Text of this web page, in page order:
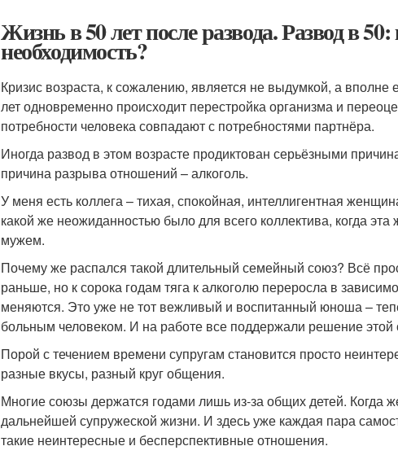
Жизнь в 50 лет после развода. Развод в
необходимость?
Кризис возраста, к сожалению, является не выдумкой, а
лет одновременно происходит перестройка организма и
потребности человека совпадают с потребностями партнёра.
Иногда развод в этом возрасте продиктован серьёзными
причина разрыва отношений – алкоголь.
У меня есть коллега – тихая, спокойная, интеллигентная
какой же неожиданностью было для всего коллектива, когда
мужем.
Почему же распался такой длительный семейный союз? Всё
раньше, но к сорока годам тяга к алкоголю переросла в
меняются. Это уже не тот вежливый и воспитанный юноша –
больным человеком. И на работе все поддержали решение
Порой с течением времени супругам становится просто
разные вкусы, разный круг общения.
Многие союзы держатся годами лишь из-за общих детей. Когда
дальнейшей супружеской жизни. И здесь уже каждая пара
такие неинтересные и бесперспективные отношения.